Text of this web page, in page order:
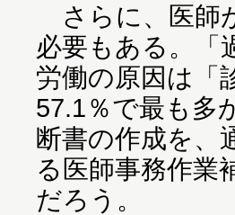
さらに、医師
必要もある。「
労働の原因は「
57.1％で最も多
断書の作成を、
る医師事務作業
だろう。